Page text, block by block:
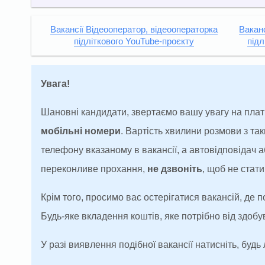
Вакансії Відеооператор, відеооператорка
підліткового YouTube-проєкту
Увага!
Шановні кандидати, звертаємо вашу увагу на
мобільні номери. Вартість хвилини розмови з
телефону вказаному в вакансії, а
переконливе прохання, не дзвоніть, щоб не
Крім того, просимо вас остерігатися вакансій, де
Будь-яке вкладення коштів, яке потрібно від
У разі виявлення подібної вакансії натисніть,